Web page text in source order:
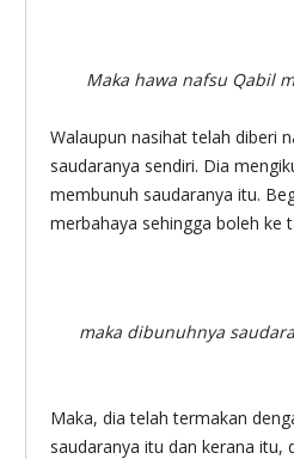
Maka hawa nafsu Qabil
Walaupun nasihat telah diberi
saudaranya sendiri. Dia
membunuh saudaranya itu.
merbahaya sehingga boleh ke
maka dibunuhnya
Maka, dia telah termakan
saudaranya itu dan kerana itu,